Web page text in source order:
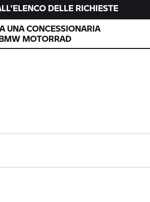
DELLE RICHIESTE
UNA CONCESSIONARIA
MOTORRAD